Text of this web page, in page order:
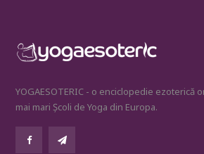
YOGAESOTERIC - o enciclopedie ezoterică
mai mari Școli de Yoga din Europa.